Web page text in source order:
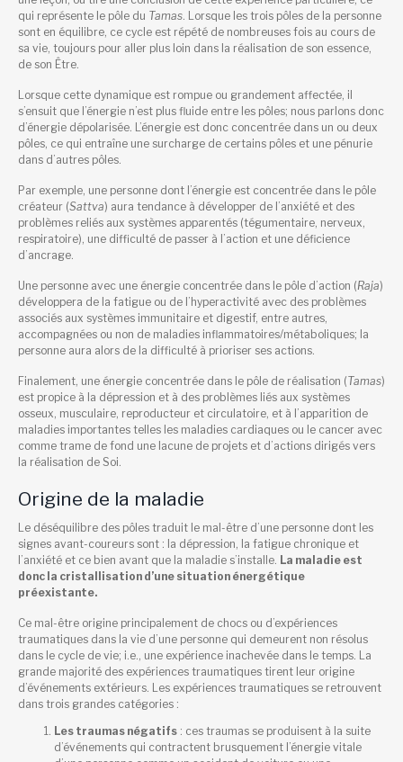
qui représente le pôle du Tamas. Lorsque les trois pôles de la personne
sont en équilibre, ce cycle est répété de nombreuses fois au cours de
sa vie, toujours pour aller plus loin dans la réalisation de son essence,
de son Être.
Lorsque cette dynamique est rompue ou grandement affectée, il
s’ensuit que l’énergie n’est plus fluide entre les pôles; nous parlons donc
d’énergie dépolarisée. L’énergie est donc concentrée dans un ou deux
pôles, ce qui entraîne une surcharge de certains pôles et une pénurie
dans d’autres pôles.
Par exemple, une personne dont l’énergie est concentrée dans le pôle
créateur (Sattva) aura tendance à développer de l’anxiété et des
problèmes reliés aux systèmes apparentés (tégumentaire, nerveux,
respiratoire), une difficulté de passer à l’action et une déficience
d’ancrage.
Une personne avec une énergie concentrée dans le pôle d’action (Raja)
développera de la fatigue ou de l’hyperactivité avec des problèmes
associés aux systèmes immunitaire et digestif, entre autres,
accompagnées ou non de maladies inflammatoires/métaboliques; la
personne aura alors de la difficulté à prioriser ses actions.
Finalement, une énergie concentrée dans le pôle de réalisation (Tamas)
est propice à la dépression et à des problèmes liés aux systèmes
osseux, musculaire, reproducteur et circulatoire, et à l’apparition de
maladies importantes telles les maladies cardiaques ou le cancer avec
comme trame de fond une lacune de projets et d’actions dirigés vers
la réalisation de Soi.
Origine de la maladie
Le déséquilibre des pôles traduit le mal-être d’une personne dont les
signes avant-coureurs sont : la dépression, la fatigue chronique et
l’anxiété et ce bien avant que la maladie s’installe. La maladie est
donc la cristallisation d’une situation énergétique
préexistante.
Ce mal-être origine principalement de chocs ou d’expériences
traumatiques dans la vie d’une personne qui demeurent non résolus
dans le cycle de vie; i.e., une expérience inachevée dans le temps. La
grande majorité des expériences traumatiques tirent leur origine
d’événements extérieurs. Les expériences traumatiques se retrouvent
dans trois grandes catégories :
Les traumas négatifs : ces traumas se produisent à la suite
d’événements qui contractent brusquement l’énergie vitale